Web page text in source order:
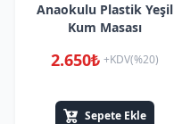
Anaokulu Plastik Yeşil
Kum Masası
2.650₺ +KDV(%20)
Sepete Ekle